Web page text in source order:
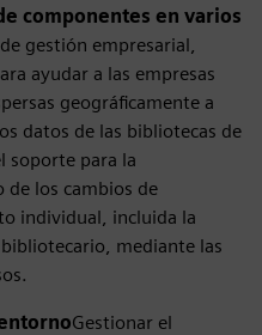
componentes en varios
gestión empresarial,
ayudar a las empresas
geográficamente a
datos de las bibliotecas de
soporte para la
los cambios de
individual, incluida la
mediante las
Gestionar el